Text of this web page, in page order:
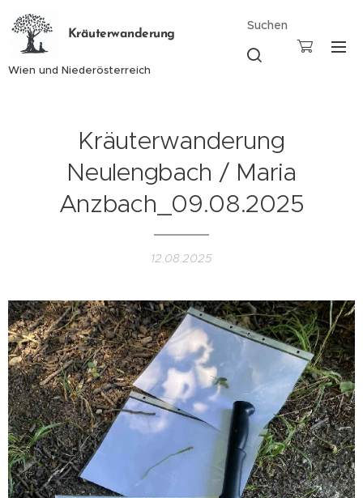
Kräuterwanderung
Wien und Niederösterreich
Suchen
Kräuterwanderung
Neulengbach / Maria
Anzbach_09.08.2025
12.08.2025